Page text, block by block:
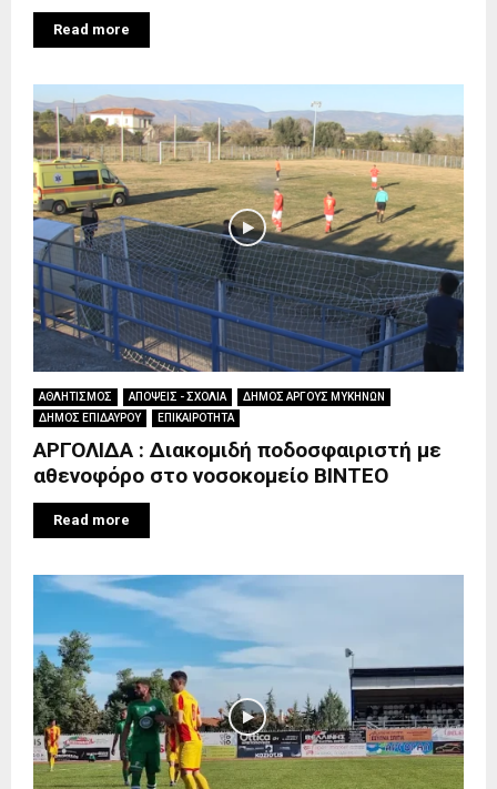
Read more
ΑΘΛΗΤΙΣΜΟΣ ΑΠΟΨΕΙΣ - ΣΧΟΛΙΑ
ΔΗΜΟΣ ΑΡΓΟΥΣ ΜΥΚΗΝΩΝ
ΔΗΜΟΣ ΕΠΙΔΑΥΡΟΥ
ΕΠΙΚΑΙΡΟΤΗΤΑ
ΑΡΓΟΛΙΔΑ : Διακομιδή ποδοσφαιριστή με
αθενοφόρο στο νοσοκομείο ΒΙΝΤΕΟ
Read more